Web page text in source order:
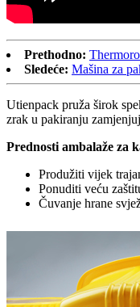
Prethodno:
Sledeće: Mašina za
Utienpack pruža širok
zrak u pakiranju
Prednosti ambalaže za
Produžiti vijek
Ponuditi veću
Čuvanje hrane